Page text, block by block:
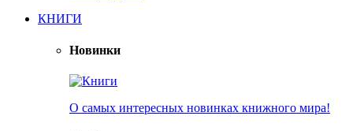
КНИГИ
Новинки
О самых интересных новинках книжного мира!